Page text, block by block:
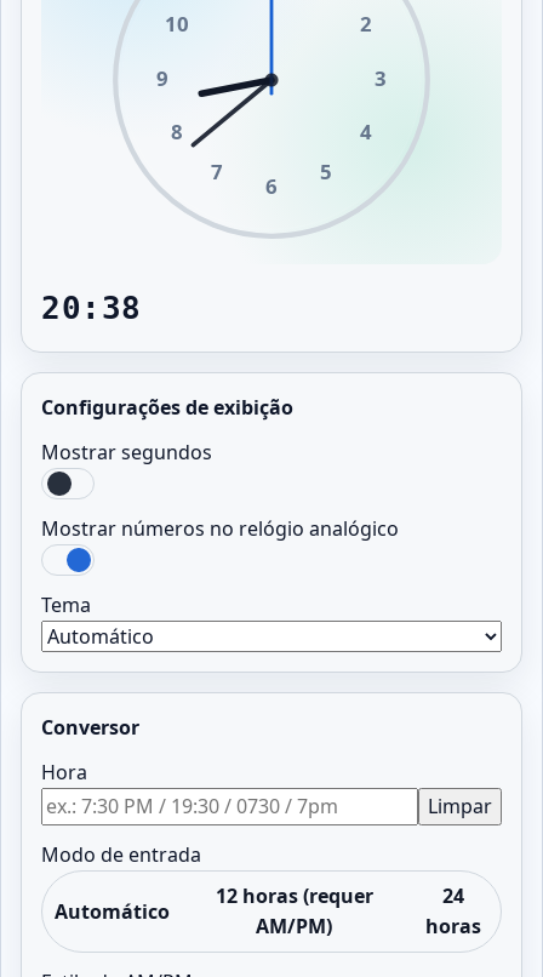
2
3
4
5
6
7
8
9
10
20:38
Configurações de exibição
Mostrar segundos
Mostrar números no relógio analógico
Tema
Conversor
Hora
Limpar
Modo de entrada
Automático
12 horas (requer
AM/PM)
24
horas